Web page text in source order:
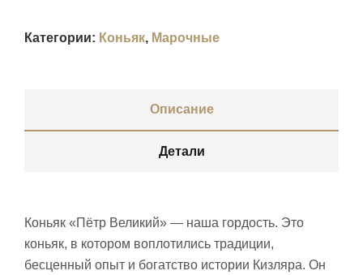
Категории: Коньяк, Марочные
Описание
Детали
Коньяк «Пётр Великий» — наша гордость. Это
коньяк, в котором воплотились традиции,
бесценный опыт и богатство истории Кизляра. Он